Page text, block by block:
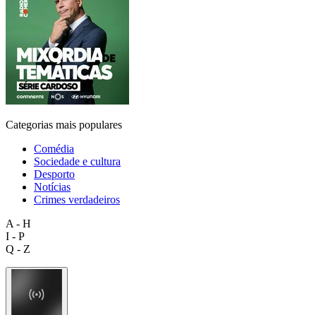
Categorias mais populares
Comédia
Sociedade e cultura
Desporto
Notícias
Crimes verdadeiros
A - H
I - P
Q - Z